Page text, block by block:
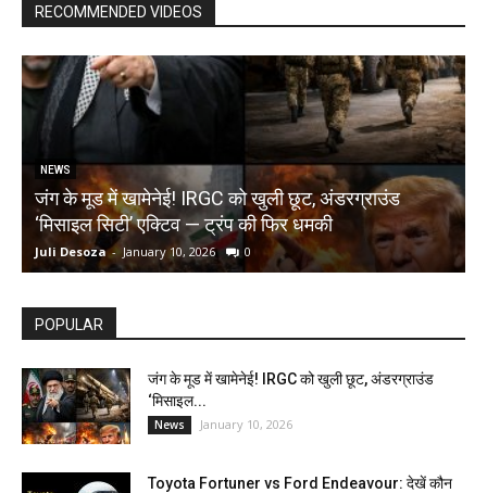
RECOMMENDED VIDEOS
NEWS
जंग के मूड में खामेनेई! IRGC को खुली छूट, अंडरग्राउंड
‘मिसाइल सिटी’ एक्टिव — ट्रंप की फिर धमकी
Juli Desoza - January 10, 2026 0
POPULAR
जंग के मूड में खामेनेई! IRGC को खुली छूट, अंडरग्राउंड
‘मिसाइल...
News January 10, 2026
Toyota Fortuner vs Ford Endeavour: देखें कौन